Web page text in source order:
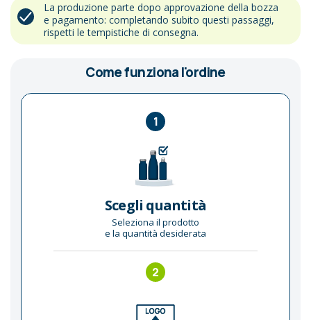
La produzione parte dopo approvazione della bozza
e pagamento: completando subito questi passaggi,
rispetti le tempistiche di consegna.
Come funziona l'ordine
1
Scegli quantità
Seleziona il prodotto
e la quantità desiderata
2